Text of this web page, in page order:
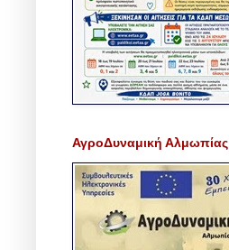
ΑγροΔυναμική Αλμωπίας